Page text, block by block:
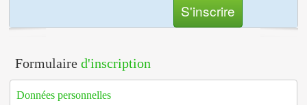
S'inscrire
Formulaire d'inscription